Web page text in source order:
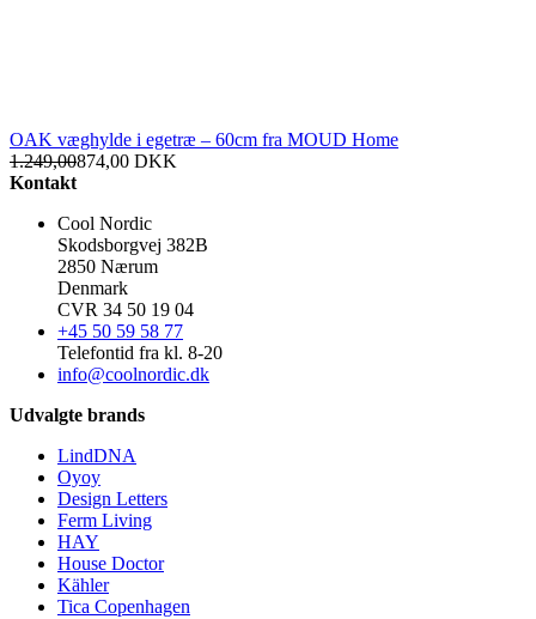
OAK væghylde i egetræ – 60cm fra MOUD Home
1.249,00874,00 DKK
Kontakt
Cool Nordic
Skodsborgvej 382B
2850 Nærum
Denmark
CVR 34 50 19 04
+45 50 59 58 77
Telefontid fra kl. 8-20
info@coolnordic.dk
Udvalgte brands
LindDNA
Oyoy
Design Letters
Ferm Living
HAY
House Doctor
Kähler
Tica Copenhagen